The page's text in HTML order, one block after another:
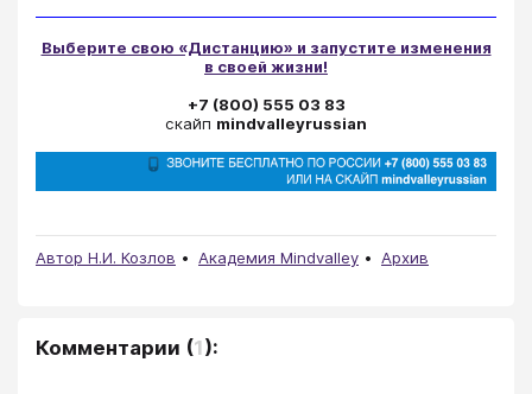
Выберите свою «Дистанцию» и запустите изменения
в своей жизни!
+7 (800) 555 03 83
скайп mindvalleyrussian
Автор Н.И. Козлов Академия Mindvalley Архив
Комментарии (1):